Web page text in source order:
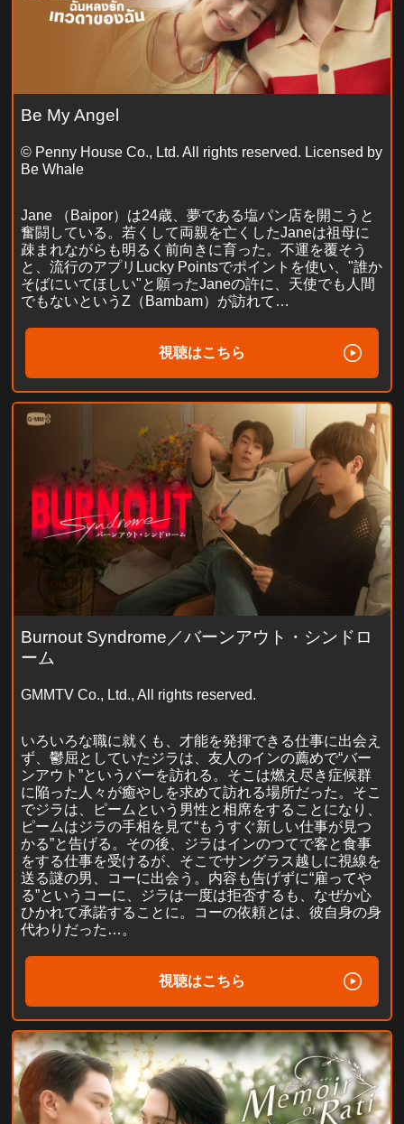
Be My Angel
© Penny House Co., Ltd. All rights reserved. Licensed by
Be Whale
Jane （Baipor）は24歳、夢である塩パン店を開こうと
奮闘している。若くして両親を亡くしたJaneは祖母に
疎まれながらも明るく前向きに育った。不運を覆そう
と、流行のアプリLucky Pointsでポイントを使い、"誰か
そばにいてほしい"と願ったJaneの許に、天使でも人間
でもないというZ（Bambam）が訪れて…
視聴はこちら
Burnout Syndrome／バーンアウト・シンドロ
ーム
GMMTV Co., Ltd., All rights reserved.
いろいろな職に就くも、才能を発揮できる仕事に出会え
ず、鬱屈としていたジラは、友人のインの薦めで“バー
ンアウト”というバーを訪れる。そこは燃え尽き症候群
に陥った人々が癒やしを求めて訪れる場所だった。そこ
でジラは、ピームという男性と相席をすることになり、
ピームはジラの手相を見て“もうすぐ新しい仕事が見つ
かる”と告げる。その後、ジラはインのつてで客と食事
をする仕事を受けるが、そこでサングラス越しに視線を
送る謎の男、コーに出会う。内容も告げずに“雇ってや
る”というコーに、ジラは一度は拒否するも、なぜか心
ひかれて承諾することに。コーの依頼とは、彼自身の身
代わりだった…。
視聴はこちら